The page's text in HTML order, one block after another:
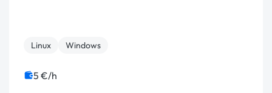
Linux Windows
5 €/h